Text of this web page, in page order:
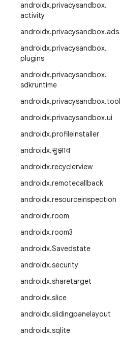
androidx.privacysandbox.
activity
androidx.privacysandbox.ads
androidx.privacysandbox.
plugins
androidx.privacysandbox.
sdkruntime
androidx.privacysandbox.
androidx.privacysandbox.ui
androidx.profileinstaller
androidx.सुझाव
androidx.recyclerview
androidx.remotecallback
androidx.resourceinspection
androidx.room
androidx.room3
androidx.Savedstate
androidx.security
androidx.sharetarget
androidx.slice
androidx.slidingpanelayout
androidx.sqlite